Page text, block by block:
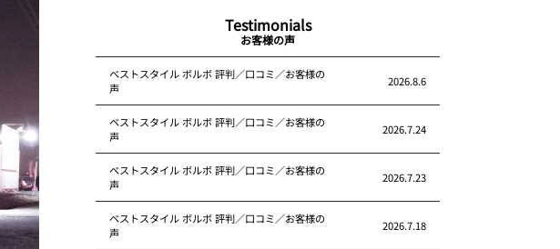
Testimonials
お客様の声
ベストスタイル ボルボ 評判／口コミ／お客様の
声
2026.8.6
ベストスタイル ボルボ 評判／口コミ／お客様の
声
2026.7.24
ベストスタイル ボルボ 評判／口コミ／お客様の
声
2026.7.23
ベストスタイル ボルボ 評判／口コミ／お客様の
声
2026.7.18